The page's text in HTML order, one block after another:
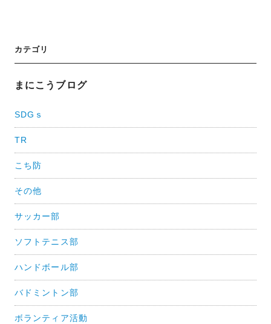
投
稿
ナ
ゲ
ー
シ
ョ
ン
カテゴリ
まにこうブログ
SDGｓ
TR
こち防
その他
サッカー部
ソフトテニス部
ハンドボール部
バドミントン部
ボランティア活動